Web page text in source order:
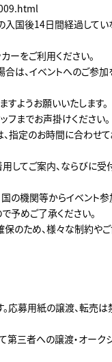
国後14日間経過してい
ーをご利用ください。
合は、イベントへのご参
ようお願いいたします。
フまでお声掛けください。
指定のお時間に合わせ
してご案内、ならびに
の機関等からイベント
予めご了承ください。
保のため、様々な制約や
応募用紙の譲渡、転売は
第三者への譲渡・オーク